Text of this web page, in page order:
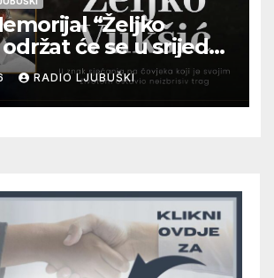
“Željko
održat će se u srijedu
u Otoku
RADIO LJUBUŠKI